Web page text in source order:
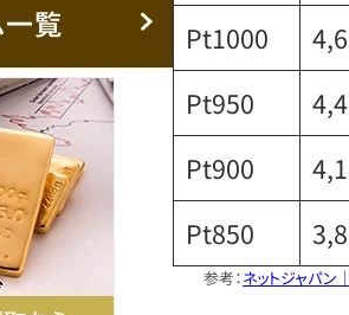
Pt1000
Pt950
Pt900
Pt850
参考：ネットジャパ